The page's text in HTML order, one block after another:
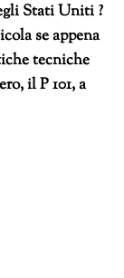
Stati Uniti ?
se appena
tecniche
il P 101, a